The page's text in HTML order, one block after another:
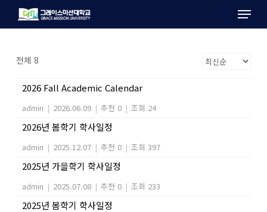
content
Menu
전체 8
2026 Fall Academic Calendar
admin | 2026.06.09 | 추천 0 | 조회 24
2026년 봄학기 학사일정
admin | 2025.12.07 | 추천 0 | 조회 397
2025년 가을학기 학사일정
admin | 2025.07.08 | 추천 0 | 조회 233
2025년 봄학기 학사일정